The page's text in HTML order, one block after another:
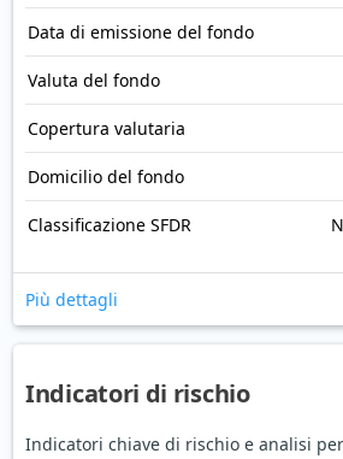
Data di emissione del fondo
Valuta del fondo
Copertura valutaria
Domicilio del fondo
Classificazione SFDR
Più dettagli
Indicatori di rischio
Indicatori chiave di rischio e analisi